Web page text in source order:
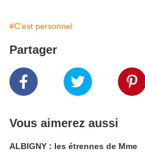
#C'est personnel
Partager
Vous aimerez aussi
ALBIGNY : les étrennes de Mme